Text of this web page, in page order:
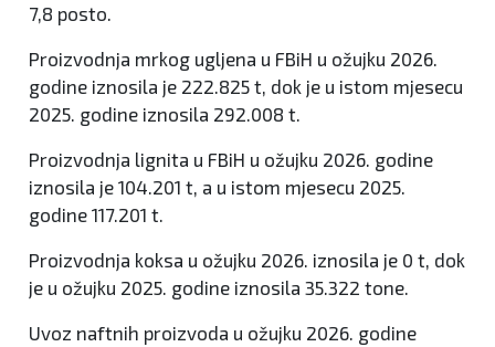
7,8 posto.
Proizvodnja mrkog ugljena u FBiH u ožujku 2026.
godine iznosila je 222.825 t, dok je u istom mjesecu
2025. godine iznosila 292.008 t.
Proizvodnja lignita u FBiH u ožujku 2026. godine
iznosila je 104.201 t, a u istom mjesecu 2025.
godine 117.201 t.
Proizvodnja koksa u ožujku 2026. iznosila je 0 t, dok
je u ožujku 2025. godine iznosila 35.322 tone.
Uvoz naftnih proizvoda u ožujku 2026. godine